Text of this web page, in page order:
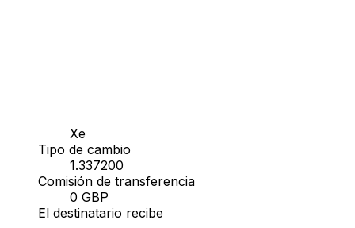
Xe
Tipo de cambio
1.337200
Comisión de transferencia
0 GBP
El destinatario recibe